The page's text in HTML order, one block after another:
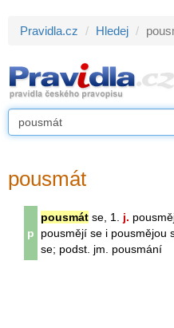
Pravidla.cz Hledej
pousmát
p
pousmát se, 1. j.
pousmějí se i pousmějou
se; podst. jm. pousmání